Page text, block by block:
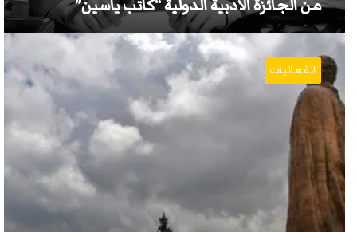
من الجائزة الأدبية الدولية “كاتب ياسين”
الحرارة
تتجاوز
عتبة
الـ
50
درجة
بڨالما
الفعاليات